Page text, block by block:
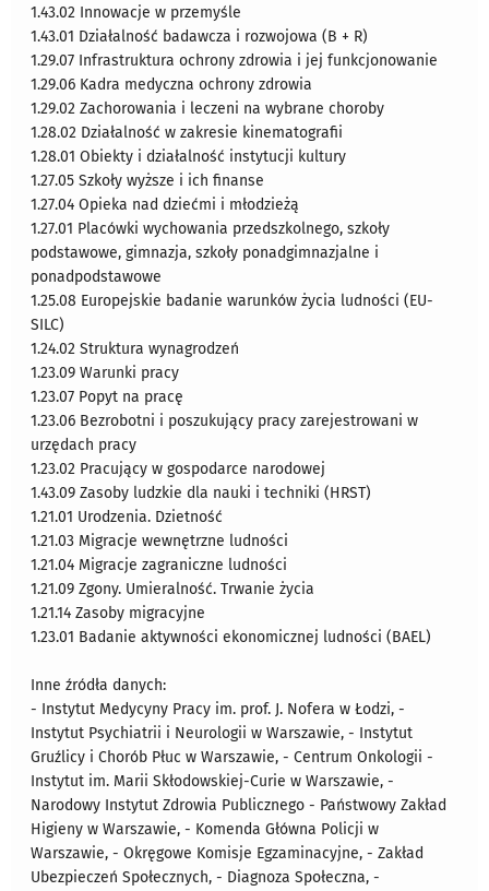
1.43.02 Innowacje w przemyśle
1.43.01 Działalność badawcza i rozwojowa (B + R)
1.29.07 Infrastruktura ochrony zdrowia i jej funkcjonowanie
1.29.06 Kadra medyczna ochrony zdrowia
1.29.02 Zachorowania i leczeni na wybrane choroby
1.28.02 Działalność w zakresie kinematografii
1.28.01 Obiekty i działalność instytucji kultury
1.27.05 Szkoły wyższe i ich finanse
1.27.04 Opieka nad dziećmi i młodzieżą
1.27.01 Placówki wychowania przedszkolnego, szkoły
podstawowe, gimnazja, szkoły ponadgimnazjalne i
ponadpodstawowe
1.25.08 Europejskie badanie warunków życia ludności (EU-
SILC)
1.24.02 Struktura wynagrodzeń
1.23.09 Warunki pracy
1.23.07 Popyt na pracę
1.23.06 Bezrobotni i poszukujący pracy zarejestrowani w
urzędach pracy
1.23.02 Pracujący w gospodarce narodowej
1.43.09 Zasoby ludzkie dla nauki i techniki (HRST)
1.21.01 Urodzenia. Dzietność
1.21.03 Migracje wewnętrzne ludności
1.21.04 Migracje zagraniczne ludności
1.21.09 Zgony. Umieralność. Trwanie życia
1.21.14 Zasoby migracyjne
1.23.01 Badanie aktywności ekonomicznej ludności (BAEL)
Inne źródła danych:
- Instytut Medycyny Pracy im. prof. J. Nofera w Łodzi, -
Instytut Psychiatrii i Neurologii w Warszawie, - Instytut
Gruźlicy i Chorób Płuc w Warszawie, - Centrum Onkologii -
Instytut im. Marii Skłodowskiej-Curie w Warszawie, -
Narodowy Instytut Zdrowia Publicznego - Państwowy Zakład
Higieny w Warszawie, - Komenda Główna Policji w
Warszawie, - Okręgowe Komisje Egzaminacyjne, - Zakład
Ubezpieczeń Społecznych, - Diagnoza Społeczna, -